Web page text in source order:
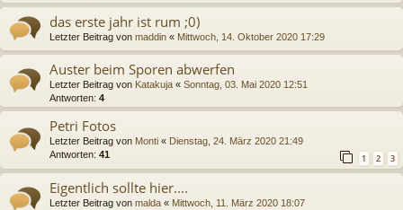
das erste jahr ist rum ;0)
Letzter Beitrag von maddin « Mittwoch, 14. Oktober 2020 17:29
Auster beim Sporen abwerfen
Letzter Beitrag von Katakuja « Sonntag, 03. Mai 2020 12:51
Antworten: 4
Petri Fotos
Letzter Beitrag von Monti « Dienstag, 24. März 2020 21:49
Antworten: 41 1 2 3
Eigentlich sollte hier....
Letzter Beitrag von malda « Mittwoch, 11. März 2020 18:07